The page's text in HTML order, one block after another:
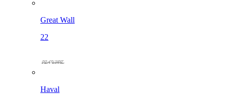
Great Wall
22
Haval